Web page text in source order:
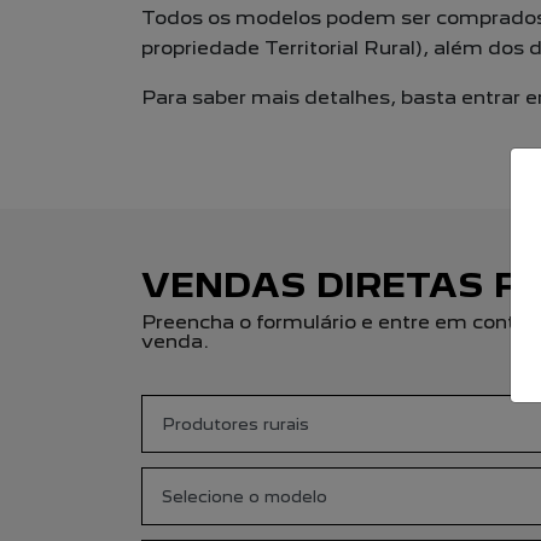
Todos os modelos podem ser
propriedade Territorial Rural), além dos
Para saber mais detalhes, basta entrar
VENDAS DIRETAS
Preencha o formulário e entre em
venda.